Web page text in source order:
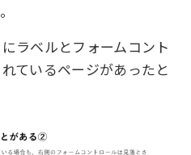
ラベルとフォームコント
ているページがあったと